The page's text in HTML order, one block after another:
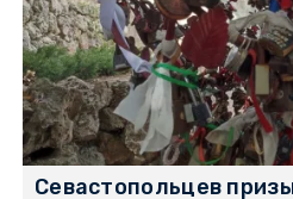
Севастопольцев